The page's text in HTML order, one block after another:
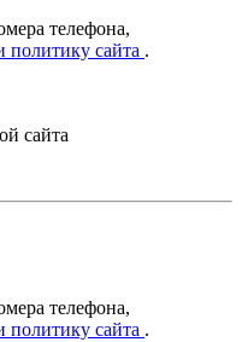
телефона,
политику сайта .
сайта
телефона,
политику сайта .